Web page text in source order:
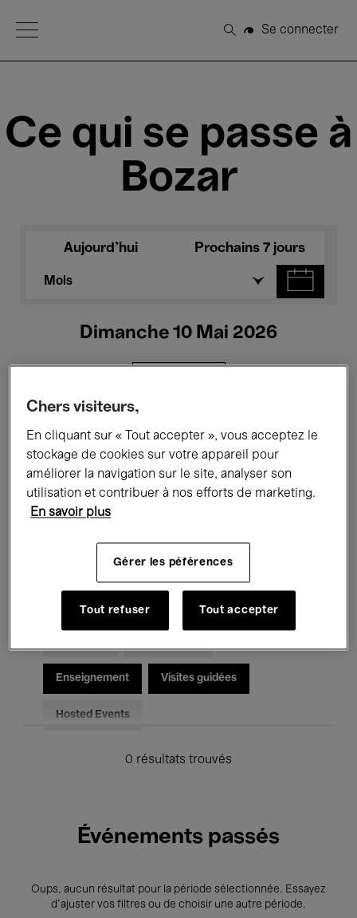
Open Menu
Rechercher
Se connecter
Ce qui se passe à
Bozar
Aujourd'hui Prochains 7 jours
Mois
Dimanche 10 Mai 2026
Tous les événements Concerts
Expositions Performances
Rencontres & Débats
Musique classique Global Music
Enseignement Visites guidées
Hosted Events
0 résultats trouvés
Événements passés
Oups, aucun résultat pour la période sélectionnée. Essayez
d’ajuster vos filtres ou de choisir une autre période.
Chers visiteurs,
En cliquant sur « Tout accepter », vous acceptez le
stockage de cookies sur votre appareil pour
améliorer la navigation sur le site, analyser son
utilisation et contribuer à nos efforts de marketing.
En savoir plus
Gérer les péférences
Tout refuser Tout accepter